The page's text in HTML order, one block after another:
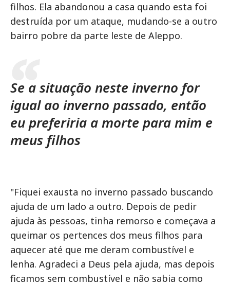
filhos. Ela abandonou a casa quando esta foi
destruída por um ataque, mudando-se a outro
bairro pobre da parte leste de Aleppo.
Se a situação neste inverno for
igual ao inverno passado, então
eu preferiria a morte para mim e
meus filhos
"Fiquei exausta no inverno passado buscando
ajuda de um lado a outro. Depois de pedir
ajuda às pessoas, tinha remorso e começava a
queimar os pertences dos meus filhos para
aquecer até que me deram combustível e
lenha. Agradeci a Deus pela ajuda, mas depois
ficamos sem combustível e não sabia como